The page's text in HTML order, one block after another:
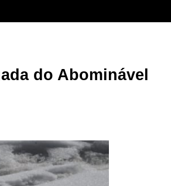
do Abominável